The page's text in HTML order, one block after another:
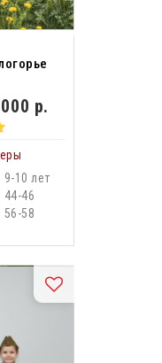
р.
9-10 лет
44-46
56-58